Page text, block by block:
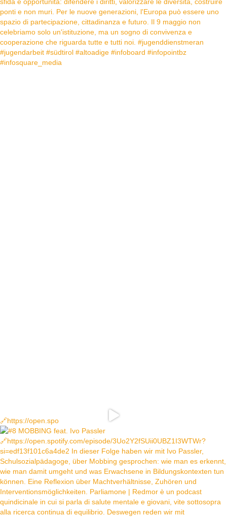
🔗https://open.spo